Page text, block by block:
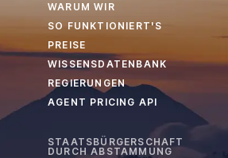
WARUM WIR
SO FUNKTIONIERT'S
PREISE
WISSENSDATENBANK
REGIERUNGEN
AGENT PRICING API
STAATSBÜRGERSCHAFT
DURCH ABSTAMMUNG